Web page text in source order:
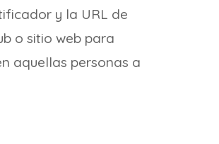
y la URL de
o sitio web para
aquellas personas a